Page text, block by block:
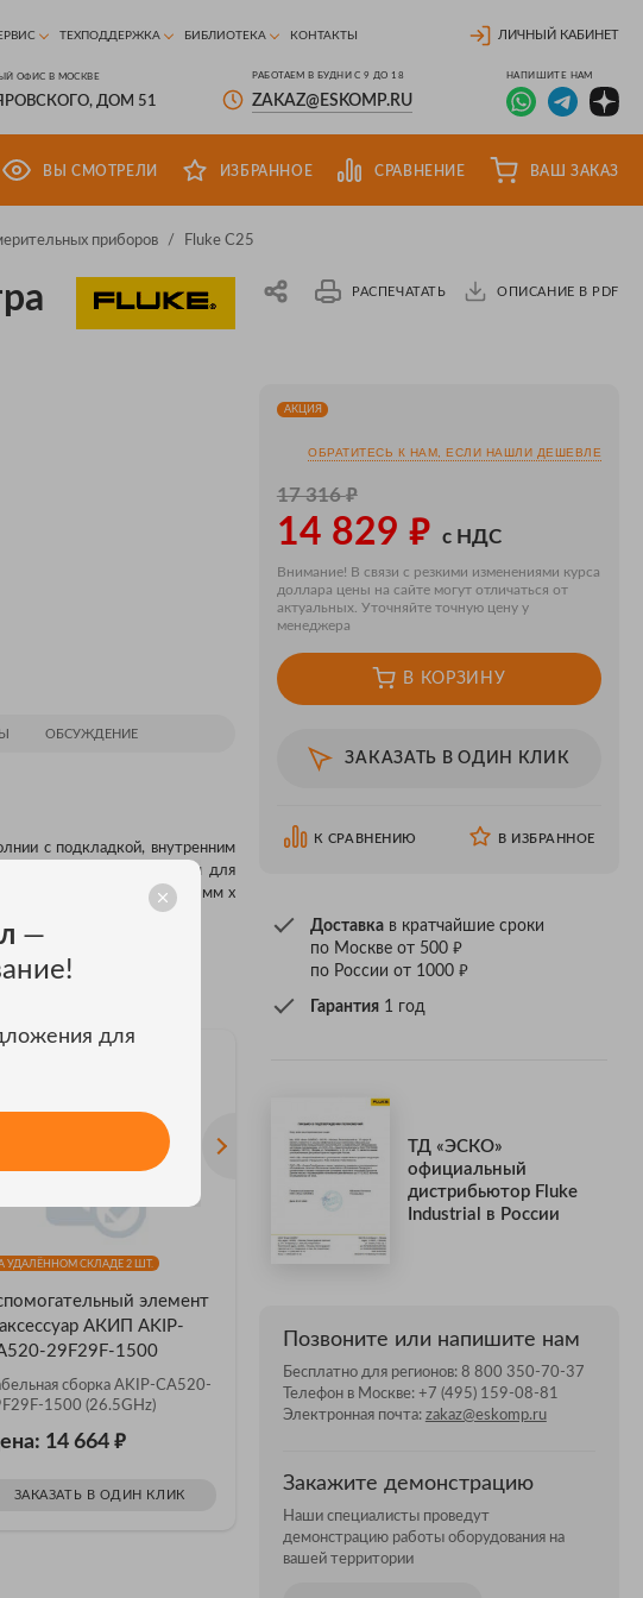
ТЕХПОДДЕРЖКА БИБЛИОТЕКА КОНТАКТЫ ЛИЧНЫЙ КАБИНЕТ
ОФИС В МОСКВЕ
ДОМ 51
РАБОТАЕМ В БУДНИ С 9 ДО 18
ZAKAZ@ESKOMP.RU
НАПИШИТЕ НАМ
ВЫ СМОТРЕЛИ ИЗБРАННОЕ СРАВНЕНИЕ ВАШ ЗАКАЗ
приборов / Fluke C25
РАСПЕЧАТАТЬ ОПИСАНИЕ В PDF
ОБСУЖДЕНИЕ
с подкладкой, внутренним
удобным ремешком для
Размеры (В x Ш x Г): 218 мм x
УДАЛЁННОМ СКЛАДЕ 2 ШТ.
элемент
АКИП AKIP-
29F29F-1500
сборка AKIP-CA520-
1500 (26.5GHz)
14 664 ₽
ЗАКАЗАТЬ В ОДИН КЛИК
TH26058Q
Кабель TH26058Q
ЗАКАЗАТЬ В ОДИН КЛИК
1.85-
АКЦИЯ
ОБРАТИТЕСЬ К НАМ, ЕСЛИ НАШЛИ ДЕШЕВЛЕ
17 316₽
14 829 ₽ с НДС
Внимание! В связи с резкими изменениями курса
доллара цены на сайте могут отличаться от
актуальных. Уточняйте точную цену у
менеджера
В КОРЗИНУ
ЗАКАЗАТЬ В ОДИН КЛИК
К СРАВНЕНИЮ В ИЗБРАННОЕ
Доставкав кратчайшие сроки
по Москве от 500 ₽
по России от 1000 ₽
Гарантия1 год
ТД «ЭСКО»
официальный
дистрибьютор Fluke
Industrial в России
Позвоните или напишите нам
Бесплатно для регионов: 8 800 350-70-37
Телефон в Москве: +7 (495) 159-08-81
Электронная почта: zakaz@eskomp.ru
Закажите демонстрацию
Наши специалисты проведут
демонстрацию работы оборудования на
вашей территории
—
для